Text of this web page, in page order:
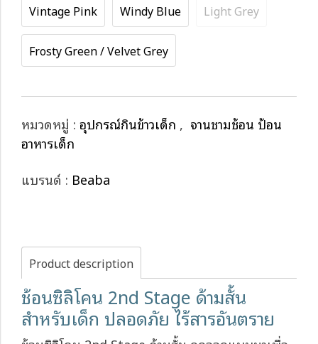
Vintage Pink Windy Blue Light Grey
Frosty Green / Velvet Grey
หมวดหมู่ : อุปกรณ์กินข้าวเด็ก , จานชามช้อน ป้อน
อาหารเด็ก
แบรนด์ : Beaba
Product description
ช้อนซิลิโคน 2nd Stage ด้ามสั้น
สำหรับเด็ก ปลอดภัย ไร้สารอันตราย